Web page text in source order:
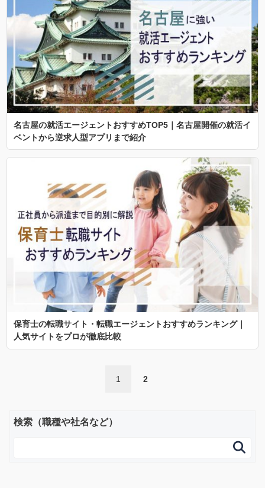
名古屋の就活エージェントおすすめTOP5｜名古屋開催の就活イ
ベントから逆求人型アプリまで紹介
保育士の転職サイト・転職エージェントおすすめランキング｜
人気サイトをプロが徹底比較
1 2
検索（職種や社名など）
